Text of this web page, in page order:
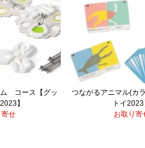
コース【グッ
】
せ
つながるアニマル(カ
トイ2023
お取り寄